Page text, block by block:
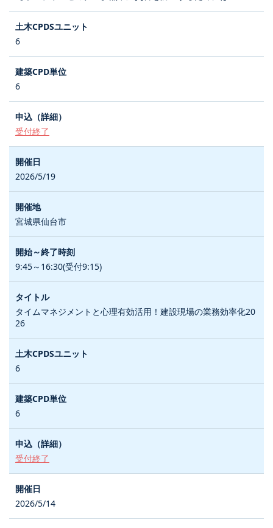
6
6
受付終了
2026/5/19
宮城県仙台市
9:45～16:30(受付9:15)
タイムマネジメントと心理有効活用！建設現場の業務効率化20
26
6
6
受付終了
2026/5/14